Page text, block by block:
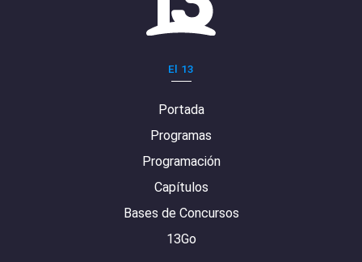
El 13
Portada
Programas
Programación
Capítulos
Bases de Concursos
13Go